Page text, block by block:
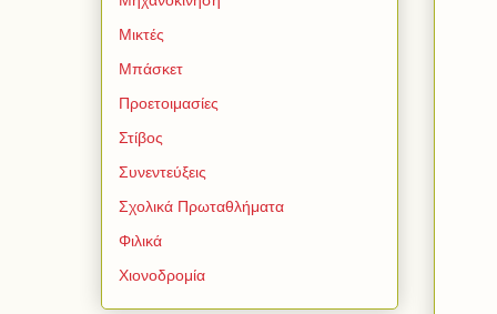
Μικτές
Μπάσκετ
Προετοιμασίες
Στίβος
Συνεντεύξεις
Σχολικά Πρωταθλήματα
Φιλικά
Χιονοδρομία